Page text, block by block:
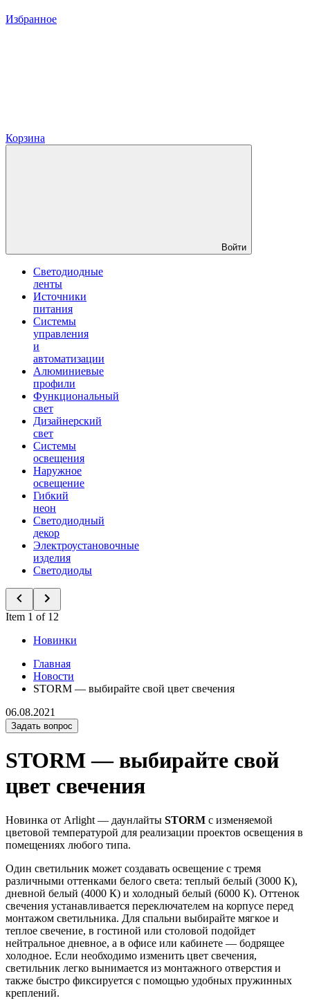
Избранное
Корзина
Войти
Светодиодные
ленты
Источники
питания
Системы
управления
и
автоматизации
Алюминиевые
профили
Функциональный
свет
Дизайнерский
свет
Системы
освещения
Наружное
освещение
Гибкий
неон
Светодиодный
декор
Электроустановочные
изделия
Светодиоды
Item 1 of 12
Новинки
Главная
Новости
STORM — выбирайте свой цвет свечения
06.08.2021
Задать вопрос
STORM — выбирайте свой
цвет свечения
Новинка от Arlight — даунлайты STORM с изменяемой
цветовой температурой для реализации проектов освещения в
помещениях любого типа.
Один светильник может создавать освещение с тремя
различными оттенками белого света: теплый белый (3000 К),
дневной белый (4000 К) и холодный белый (6000 К). Оттенок
свечения устанавливается переключателем на корпусе перед
монтажом светильника. Для спальни выбирайте мягкое и
теплое свечение, в гостиной или столовой подойдет
нейтральное дневное, а в офисе или кабинете — бодрящее
холодное. Если необходимо изменить цвет свечения,
светильник легко вынимается из монтажного отверстия и
также быстро фиксируется с помощью удобных пружинных
креплений.